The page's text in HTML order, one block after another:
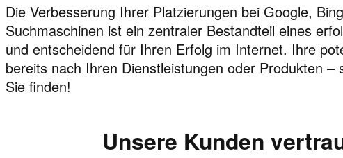
Die Verbesserung Ihrer Platzierungen bei Google,
Suchmaschinen ist ein zentraler Bestandteil eines
und entscheidend für Ihren Erfolg im Internet. Ihre
bereits nach Ihren Dienstleistungen oder Produkten –
Sie finden!
Unsere Kunden